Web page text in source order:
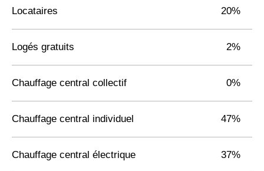
Locataires 20%
Logés gratuits 2%
Chauffage central collectif 0%
Chauffage central individuel 47%
Chauffage central électrique 37%